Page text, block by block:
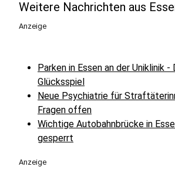
Weitere Nachrichten aus
Anzeige
Parken in Essen an der Uniklinik -
Glücksspiel
Neue Psychiatrie für
Fragen offen
Wichtige Autobahnbrücke in
gesperrt
Anzeige